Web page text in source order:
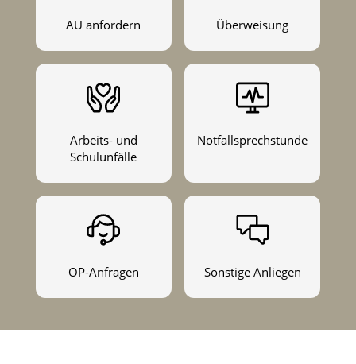
AU anfordern Überweisung
Arbeits- und
Schulunfälle
Notfallsprechstunde
OP-Anfragen Sonstige Anliegen